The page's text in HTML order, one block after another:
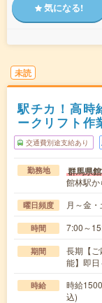
気になる!
未読
駅チカ！高時
ークリフト作
交通費別途支給あり
勤務地 群馬県
館林駅
曜日頻度 月～金
時間 7:00～
期間
長期【
能】即日
時給
時給
込)